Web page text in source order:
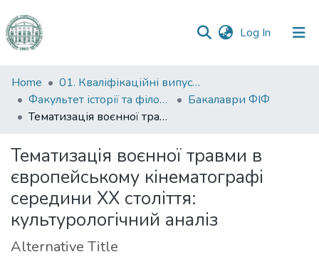
Log In (current)
Communities
&
Collections
Statistics
Home
01. Кваліфікаційні випускні роботи здобувачів вищої освіти
Факультет історії та філософії
Бакалаври ФІФ
Тематизація воєнної травми в європейському кінематографі середини ХХ століття: культурологічний аналіз
Тематизація воєнної травми в
європейському кінематографі
середини ХХ століття:
культурологічний аналіз
Alternative Title